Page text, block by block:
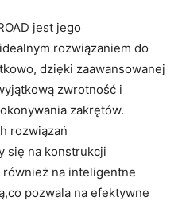
jest jego
rozwiązaniem do
dzięki zaawansowanej
zwrotność i
zakrętów.
rozwiązań
się na konstrukcji
również na inteligentne
pozwala na efektywne